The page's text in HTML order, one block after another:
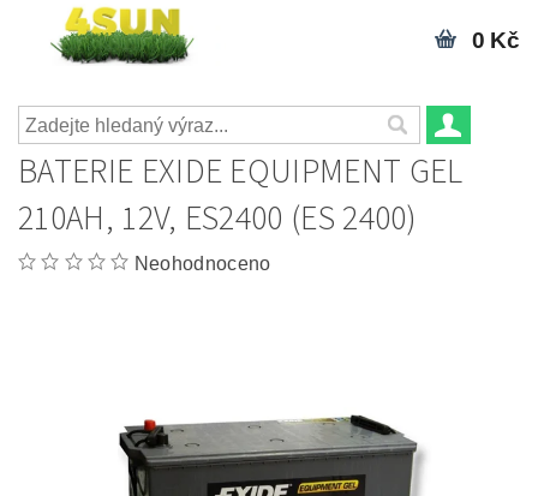
0 Kč
BATERIE EXIDE EQUIPMENT GEL
210AH, 12V, ES2400 (ES 2400)
Neohodnoceno